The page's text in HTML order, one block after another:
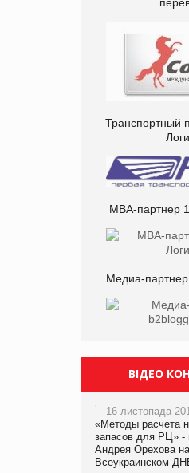
Транспортный
МBA-партнер
Медиа-
ВІДЕО
16 листопада
«Методы расчета
запасов для РЦ» -
Андрея Орехова
Всеукраинском